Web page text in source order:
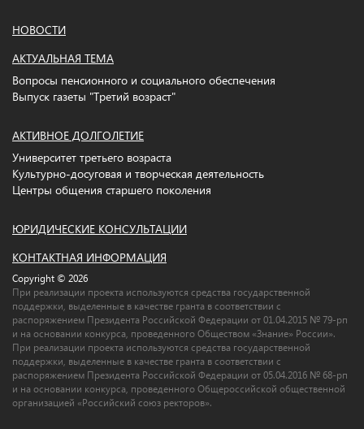
НОВОСТИ
АКТУАЛЬНАЯ ТЕМА
Вопросы пенсионного и социального обеспечения
Выпуск газеты "Третий возраст"
АКТИВНОЕ ДОЛГОЛЕТИЕ
Университет третьего возраста
Культурно-досуговая и творческая деятельность
Центры общения старшего поколения
ЮРИДИЧЕСКИЕ КОНСУЛЬТАЦИИ
КОНТАКТНАЯ ИНФОРМАЦИЯ
Copyright © 2026
При реализации проекта используются средства государственной
поддержки, выделенные в качестве гранта в соответствии c
распоряжением Президента Российской Федерации от 01.04.2015 № 79-рп
и на основании конкурса, проведенного Обществом «Знание» России».
При реализации проекта используются средства государственной
поддержки, выделенные в качестве гранта в соответствии c
распоряжением Президента Российской Федерации от 05.04.2016 № 68-рп
и на основании конкурса, проведенного Общероссийской общественной
организацией «Российский союз ректоров».